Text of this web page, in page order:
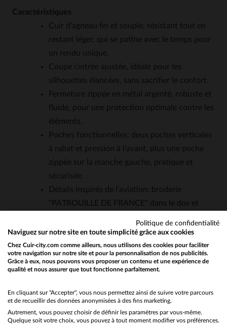
Caractéristiques
Cuir d'agneau fin et souple, résistant tout en
restant léger, qui se patine avec le temps pour
un rendu unique.
Coupe cintrée ajustée, idéale pour les
silhouettes élancées, sans sacrifier le confort.
Fermeture zippée en métal argenté, robuste et
fluide, pour une protection optimale contre les
éléments.
Poches fonctionnelles: deux poches verticales
à rabat et pression à l'avant, plus une poche
zippée sur la manche gauche, pratique et
sécurisée.
Détails inspirés de l'aviation: broderie
"PATROUILLE DE FRANCE" dans le dos et
touche distinctive.
Bords-côtes au col, poignets et taille, assurant
un maintien parfait et une isolation légère.
Doublure intérieure perforée en polyester,
température.
Style polyvalent, entre sport et décontraction,
qui s'accorde aussi bien avec un jean qu'avec
Would you like to be redirected to our English site?
No
Yes
Politique de confidentialité
Naviguez sur notre site en toute simplicité grâce aux cookies
Chez Cuir-city.com comme ailleurs, nous utilisons des cookies pour faciliter
votre navigation sur notre site et pour la personnalisation de nos publicités.
Grâce à eux, nous pouvons vous proposer un contenu et une expérience de
qualité et nous assurer que tout fonctionne parfaitement.
En cliquant sur "Accepter", vous nous permettez ainsi de suivre votre parcours
et de recueillir des données anonymisées à des fins marketing.
Autrement, vous pouvez choisir de définir les paramètres par vous-même.
Quelque soit votre choix, vous pouvez à tout moment modifier vos préférences.